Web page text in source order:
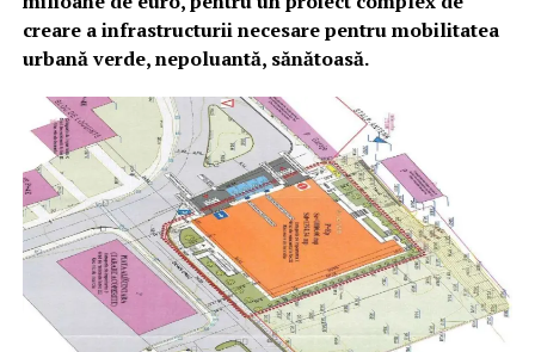
creare a infrastructurii necesare pentru mobilitatea
urbană verde, nepoluantă, sănătoasă.